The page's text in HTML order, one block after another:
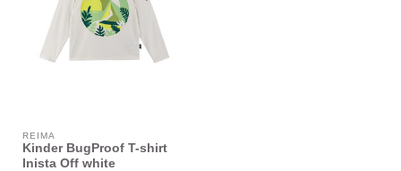
REIMA
Kinder BugProof T-shirt
Inista Off white